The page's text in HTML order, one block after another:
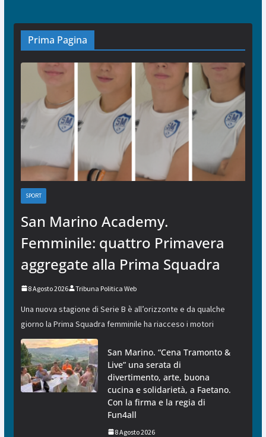
Prima Pagina
SPORT
San Marino Academy.
Femminile: quattro Primavera
aggregate alla Prima Squadra
8 Agosto 2026 Tribuna Politica Web
Una nuova stagione di Serie B è all’orizzonte e da qualche
giorno la Prima Squadra femminile ha riacceso i motori
San Marino. “Cena Tramonto &
Live” una serata di
divertimento, arte, buona
cucina e solidarietà, a Faetano.
Con la firma e la regia di
Fun4all
8 Agosto 2026